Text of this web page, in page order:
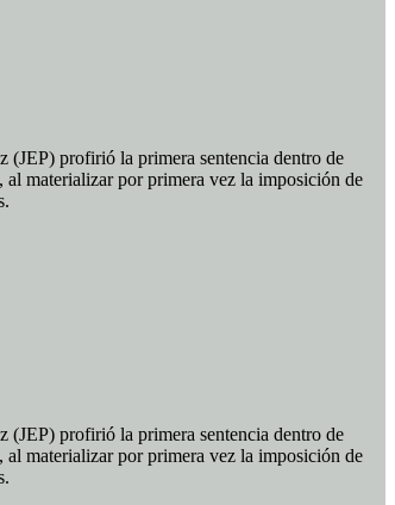
(JEP) profirió la primera sentencia dentro de
materializar por primera vez la imposición de
(JEP) profirió la primera sentencia dentro de
materializar por primera vez la imposición de